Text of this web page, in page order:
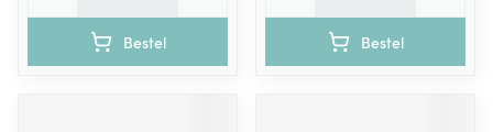
Bestel Bestel